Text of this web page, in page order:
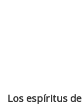
Los espíritus